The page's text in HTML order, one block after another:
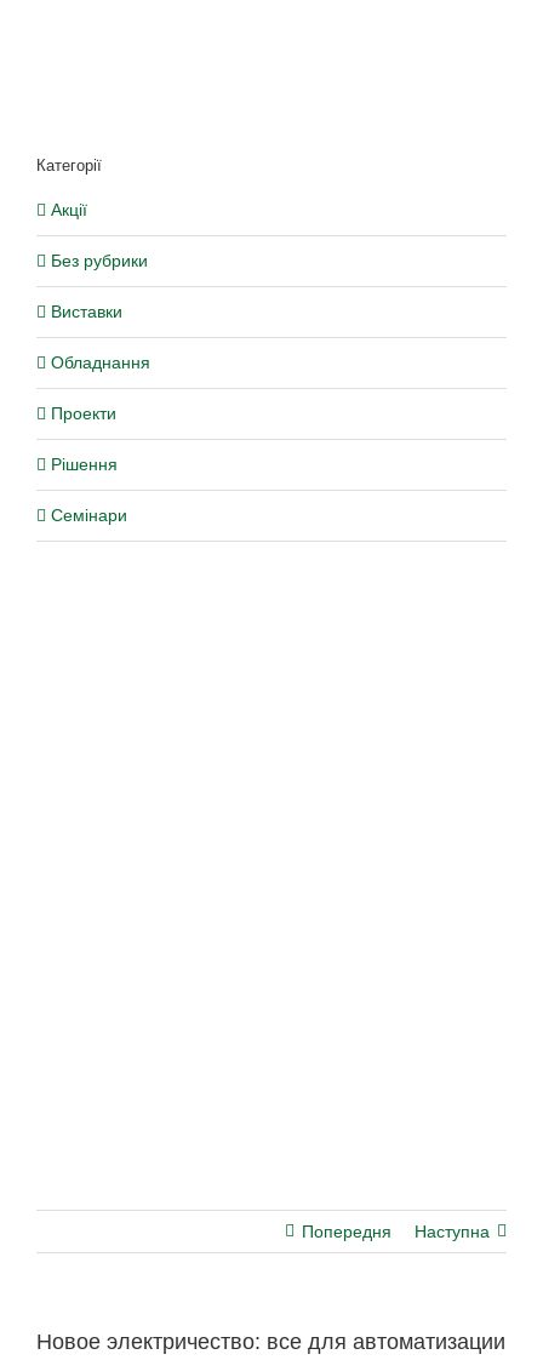
Попередня Наступна
Новое электричество: все для автоматизации
Категорії
Акції
Без рубрики
Виставки
Обладнання
Проекти
Рішення
Семінари